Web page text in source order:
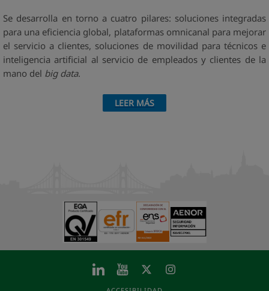
Se desarrolla en torno a cuatro pilares: soluciones integradas
para una eficiencia global, plataformas omnicanal para mejorar
el servicio a clientes, soluciones de movilidad para técnicos e
inteligencia artificial al servicio de empleados y clientes de la
mano del big data.
LEER MÁS